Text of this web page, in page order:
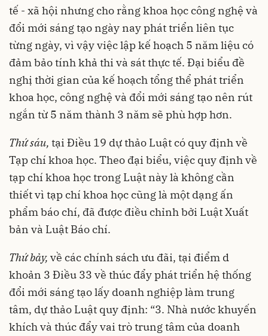
tế - xã hội nhưng cho rằng khoa học công nghệ và
đổi mới sáng tạo ngày nay phát triển liên tục
từng ngày, vì vậy việc lập kế hoạch 5 năm liệu có
đảm bảo tính khả thi và sát thực tế. Đại biểu đề
nghị thời gian của kế hoạch tổng thể phát triển
khoa học, công nghệ và đổi mới sáng tạo nên rút
ngắn từ 5 năm thành 3 năm sẽ phù hợp hơn.
Thứ sáu, tại Điều 19 dự thảo Luật có quy định về
Tạp chí khoa học. Theo đại biểu, việc quy định về
tạp chí khoa học trong Luật này là không cần
thiết vì tạp chí khoa học cũng là một dạng ấn
phẩm báo chí, đã được điều chỉnh bởi Luật Xuất
bản và Luật Báo chí.
Thứ bảy, về các chính sách ưu đãi, tại điểm d
khoản 3 Điều 33 về thúc đẩy phát triển hệ thống
đổi mới sáng tạo lấy doanh nghiệp làm trung
tâm, dự thảo Luật quy định: “3. Nhà nước khuyến
khích và thúc đẩy vai trò trung tâm của doanh